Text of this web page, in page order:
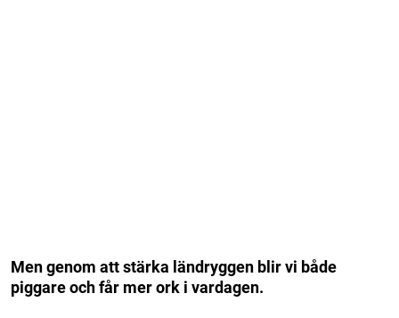
Men genom att stärka ländryggen blir vi både
piggare och får mer ork i vardagen.